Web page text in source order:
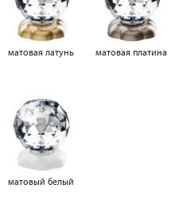
матовая латунь матовая платина
матовый белый